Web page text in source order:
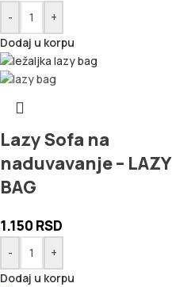
-
+
Dodaj u korpu
Lazy Sofa na
naduvavanje – LAZY
BAG
1.150 RSD
-
+
Dodaj u korpu